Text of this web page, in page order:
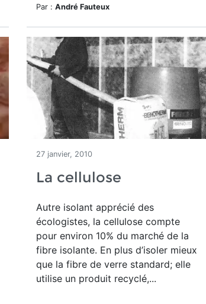
Par : André Fauteux
27 janvier, 2010
La cellulose
Autre isolant apprécié des
écologistes, la cellulose compte
pour environ 10% du marché de la
fibre isolante. En plus d’isoler mieux
que la fibre de verre standard; elle
utilise un produit recyclé,...